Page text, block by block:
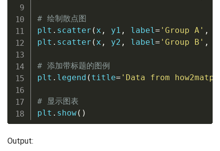
# 绘制散点图
plt . scatter ( x , y1 , label= 'Group A' ,
plt . scatter ( x , y2 , label= 'Group B' ,
# 添加带标题的图例
plt . legend ( title= 'Data from
# 显示图表
plt . show( )
Output: